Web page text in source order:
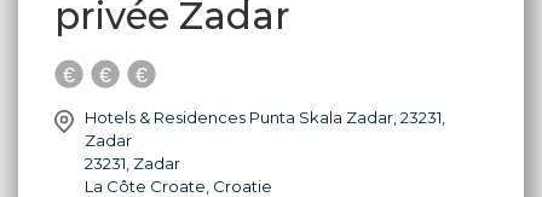
privée Zadar
Hotels & Residences Punta Skala Zadar, 23231,
Zadar
23231 Zadar
La Côte Croate Croatie